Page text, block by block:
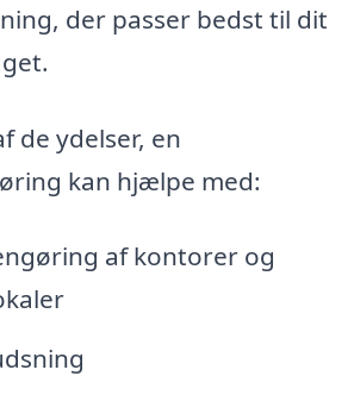
der passer bedst til dit
de ydelser, en
kan hjælpe med:
af kontorer og